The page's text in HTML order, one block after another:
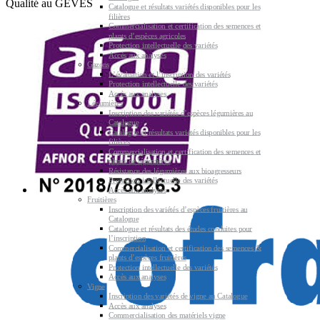
Qualité au GEVES
Catalogue et résultats variétés disponibles pour les
filières
Commercialisation et certification des semences et
plants d’espèces agricoles
Protection intellectuelle des variétés
Accès aux analyses
Gazons
L’évaluation et l’inscription des variétés
Protection intellectuelle des variétés
Accès aux analyses
Légumières
Inscription des variétés d’espèces légumières au
Catalogue
Catalogue et résultats variétés disponibles pour les
filières
Commercialisation et certification des semences et
plants de légumières
Résistance des légumières aux bioagresseurs
Protection intellectuelle des variétés
Accès aux analyses
Fruitières
Inscription des variétés d’espèces fruitières au
Catalogue
Catalogue et résultats des études conduites pour
l’inscription
Commercialisation et certification des semences &
plants d’espèces fruitières
Protection intellectuelle des variétés
Accès aux analyses
Vigne
Inscription des variétés de vigne au Catalogue
Accès aux analyses
Commercialisation des matériels vigne